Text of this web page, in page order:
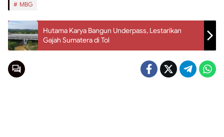
MBG
Hutama Karya Bangun Underpass, Lestarikan
Gajah Sumatera di Tol